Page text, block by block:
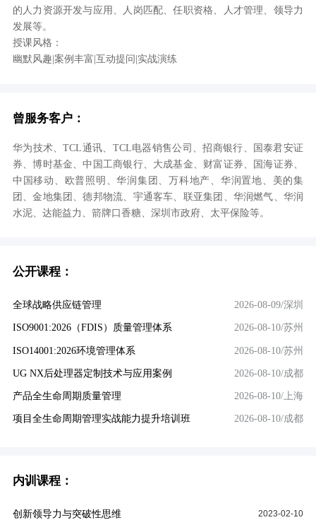
的人力资源开发与应用、人岗匹配、任职资格、人才管理、领导力
发展等。
授课风格：
幽默风趣|案例丰富|互动提问|实战演练
曾服务客户：
华为技术、TCL通讯、TCL电器销售公司、招商银行、国泰君安证
券、博时基金、中国工商银行、大成基金、财富证券、国海证券、
中国移动、欧普照明、华润集团、万科地产、华润置地、美的集
团、金地集团、德邦物流、宇通客车、联亚集团、华润燃气、华润
水泥、达能益力、箭牌口香糖、深圳市政府、太平保险等。
公开课程：
全球战略供应链管理 2026-08-09/深圳
ISO9001:2026（FDIS）质量管理体系 2026-08-10/苏州
ISO14001:2026环境管理体系 2026-08-10/苏州
UG NX后处理器定制技术与应用案例 2026-08-10/成都
产品全生命周期质量管理 2026-08-10/上海
项目全生命周期管理实战能力提升培训班 2026-08-10/成都
内训课程：
创新领导力与突破性思维 2023-02-10